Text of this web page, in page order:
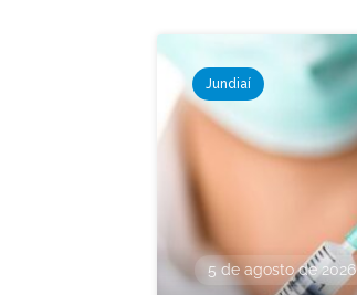
Jundiaí
5 de agosto de 2026